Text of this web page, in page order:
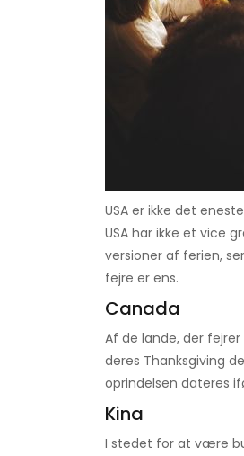
USA er ikke det
USA har ikke et vice
versioner af ferien,
fejre er ens.
Canada
Af de lande, der
deres Thanksgiving
oprindelsen dateres
Kina
I stedet for at være